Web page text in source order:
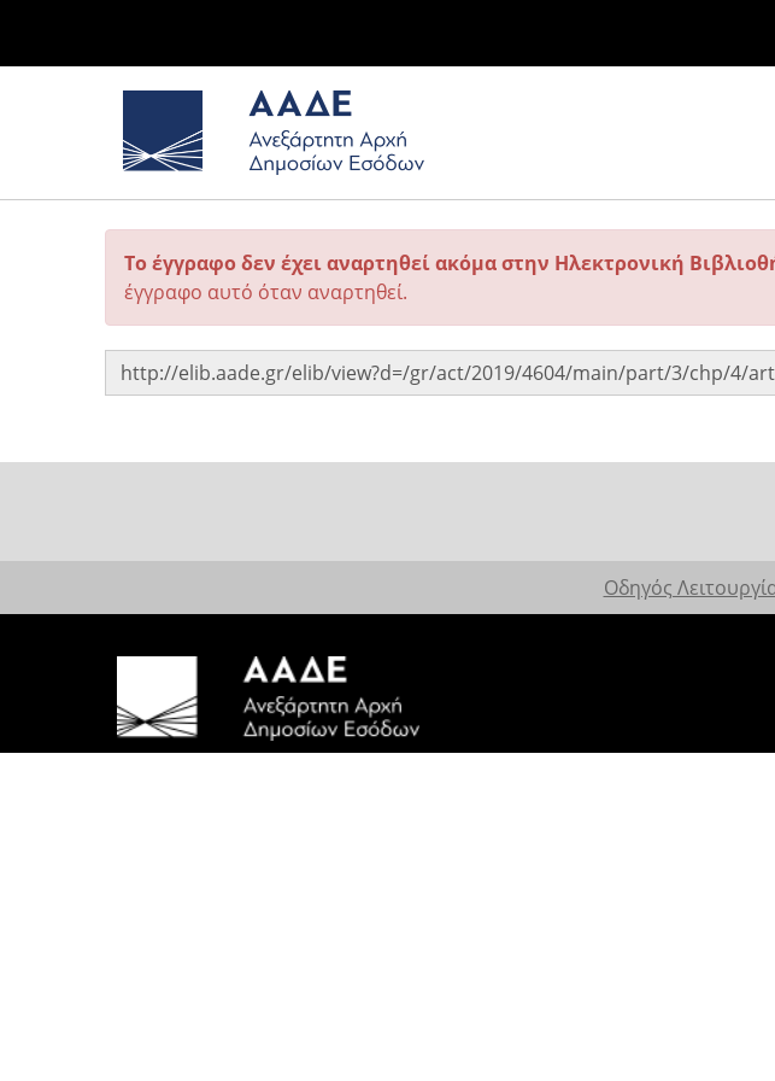
Το έγγραφο δεν έχει αναρτηθεί ακόμα στην Ηλεκτρονική
έγγραφο αυτό όταν αναρτηθεί.
Οδηγός